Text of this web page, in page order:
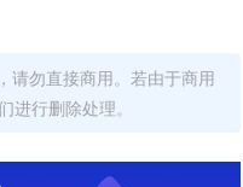
请勿直接商用。若由于商用
行删除处理。